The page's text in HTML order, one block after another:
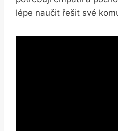
lépe naučit řešit své